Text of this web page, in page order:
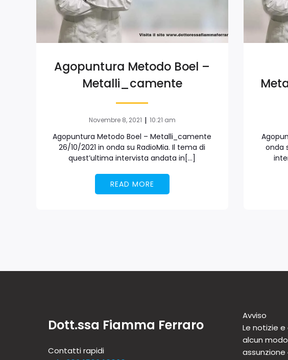
Agopuntura Metodo Boel –
Metalli_camente
Novembre 8, 2021 | 10:21 am
Agopuntura Metodo Boel – Metalli_camente
26/10/2021 in onda su RadioMia. Il tema di
quest’ultima intervista andata in[…]
READ MORE
onda
Dott.ssa Fiamma Ferraro
Contatti rapidi
Avviso
Le notizie
alcun